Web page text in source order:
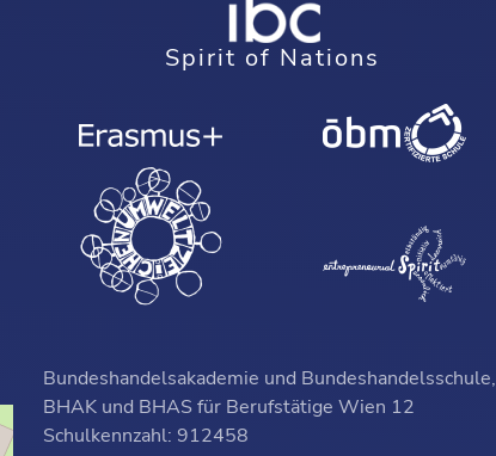
Spirit of Nations
Bundeshandelsakademie und Bundeshandelsschule,
BHAK und BHAS für Berufstätige Wien 12
Schulkennzahl: 912458